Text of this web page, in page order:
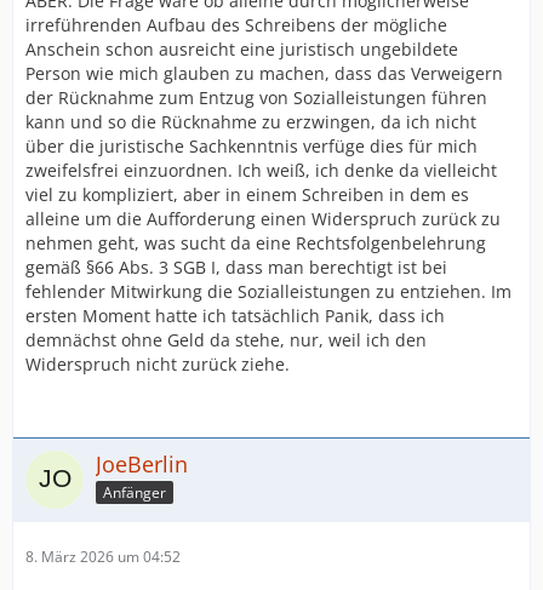
irreführenden Aufbau des Schreibens der mögliche
Anschein schon ausreicht eine juristisch ungebildete
Person wie mich glauben zu machen, dass das Verweigern
der Rücknahme zum Entzug von Sozialleistungen führen
kann und so die Rücknahme zu erzwingen, da ich nicht
über die juristische Sachkenntnis verfüge dies für mich
zweifelsfrei einzuordnen. Ich weiß, ich denke da vielleicht
viel zu kompliziert, aber in einem Schreiben in dem es
alleine um die Aufforderung einen Widerspruch zurück zu
nehmen geht, was sucht da eine Rechtsfolgenbelehrung
gemäß §66 Abs. 3 SGB I, dass man berechtigt ist bei
fehlender Mitwirkung die Sozialleistungen zu entziehen. Im
ersten Moment hatte ich tatsächlich Panik, dass ich
demnächst ohne Geld da stehe, nur, weil ich den
Widerspruch nicht zurück ziehe.
JoeBerlin
Anfänger
8. März 2026 um 04:52